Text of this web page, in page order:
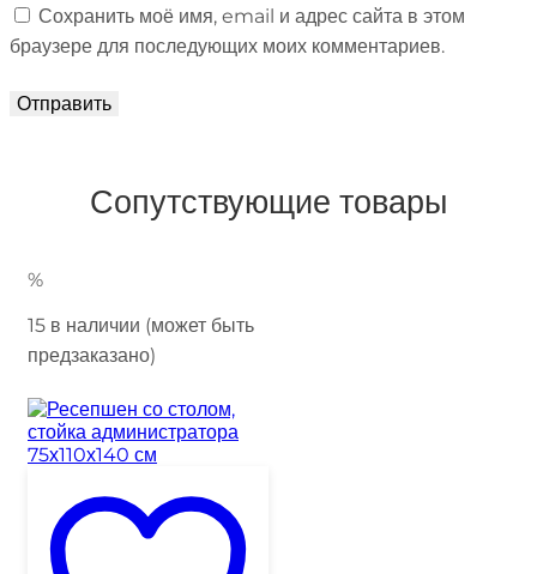
Сохранить моё имя, email и адрес сайта в этом
браузере для последующих моих комментариев.
Сопутствующие товары
%
15 в наличии (может быть
предзаказано)